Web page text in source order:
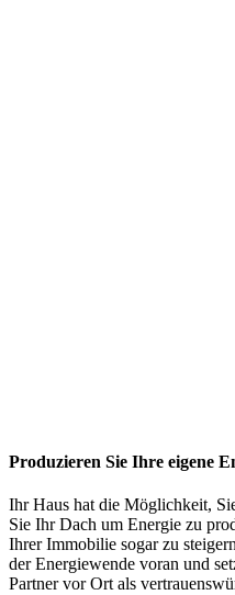
Produzieren Sie Ihre eigene
Ihr Haus hat die Möglichkeit,
Sie Ihr Dach um Energie zu
Ihrer Immobilie sogar zu
der Energiewende voran und
Partner vor Ort als